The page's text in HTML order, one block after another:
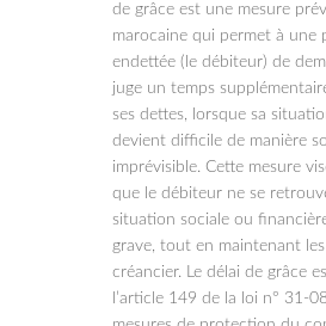
de grâce est une mesure
marocaine qui permet à une
endettée (le débiteur) de
juge un temps
ses dettes, lorsque sa
devient difficile de manière
imprévisible. Cette mesure
que le débiteur ne se
situation sociale ou
grave, tout en maintenant
créancier. Le délai de grâce
l’article 149 de la loi n° 31-